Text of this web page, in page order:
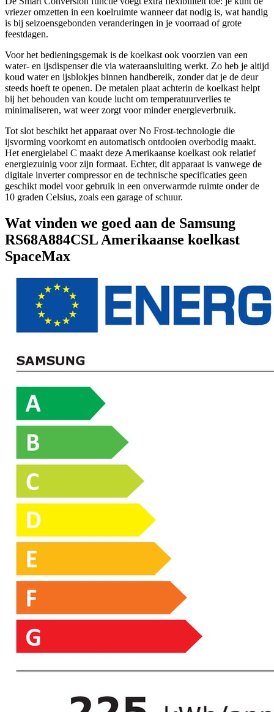
vriezer omzetten in een koelruimte wanneer dat nodig is, wat handig
is bij seizoensgebonden veranderingen in je voorraad of grote
feestdagen.
Voor het bedieningsgemak is de koelkast ook voorzien van een
water- en ijsdispenser die via wateraansluiting werkt. Zo heb je altijd
koud water en ijsblokjes binnen handbereik, zonder dat je de deur
steeds hoeft te openen. De metalen plaat achterin de koelkast helpt
bij het behouden van koude lucht om temperatuurverlies te
minimaliseren, wat weer zorgt voor minder energieverbruik.
Tot slot beschikt het apparaat over No Frost-technologie die
ijsvorming voorkomt en automatisch ontdooien overbodig maakt.
Het energielabel C maakt deze Amerikaanse koelkast ook relatief
energiezuinig voor zijn formaat. Echter, dit apparaat is vanwege de
digitale inverter compressor en de technische specificaties geen
geschikt model voor gebruik in een onverwarmde ruimte onder de
10 graden Celsius, zoals een garage of schuur.
Wat vinden we goed aan de Samsung
RS68A884CSL Amerikaanse koelkast
SpaceMax